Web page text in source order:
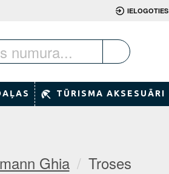
IELOGOTIES
TŪRISMA AKSESUĀRI
Ghia Troses